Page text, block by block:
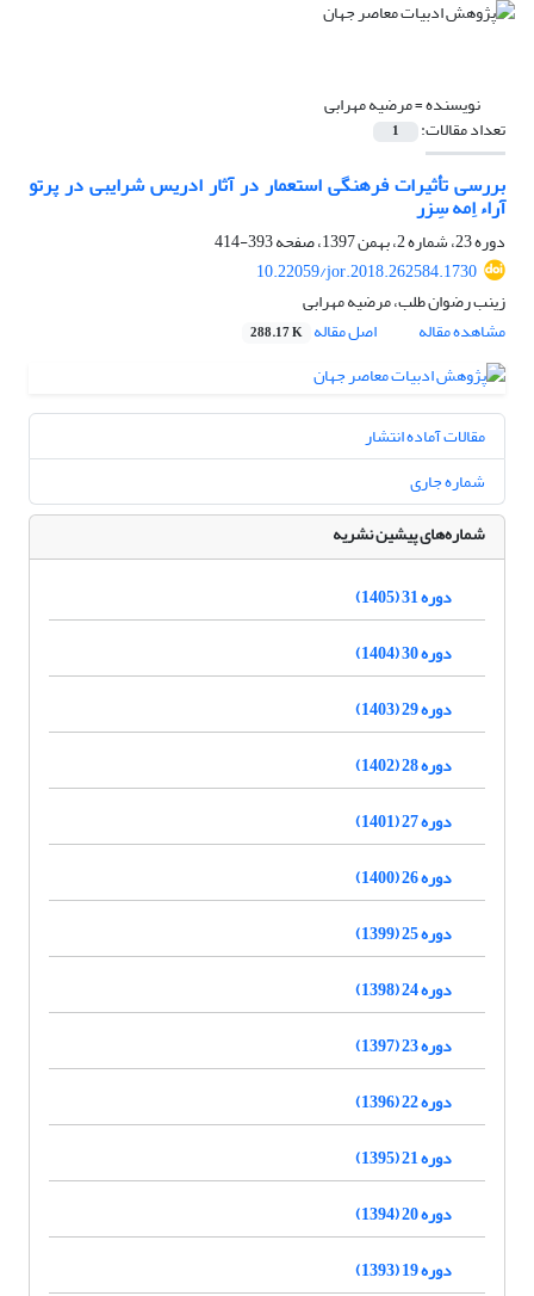
نویسنده =مرضیه مهرابی
تعداد مقالات: 1
بررسی تأثیرات فرهنگی استعمار در آثار ادریس شرایبی در پرتو
آراء اِمه سِزر
دوره 23، شماره 2، بهمن 1397، صفحه
393-414
10.22059/jor.2018.262584.1730
زینب رضوان طلب، مرضیه مهرابی
مشاهده مقاله
اصل مقاله 288.17 K
مقالات آماده انتشار
شماره جاری
شماره‌های پیشین نشریه
دوره 31 (1405)
دوره 30 (1404)
دوره 29 (1403)
دوره 28 (1402)
دوره 27 (1401)
دوره 26 (1400)
دوره 25 (1399)
دوره 24 (1398)
دوره 23 (1397)
دوره 22 (1396)
دوره 21 (1395)
دوره 20 (1394)
دوره 19 (1393)